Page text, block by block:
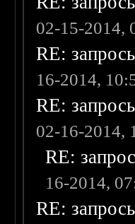
02-15-2014,
RE:
16-2014,
RE:
02-16-2014,
RE:
16-2014,
RE: